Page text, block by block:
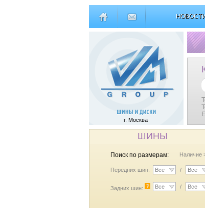
г. Москва
ШИНЫ
Поиск по размерам: Наличие
Передних шин: Все / Все
Задних шин: ? Все / Все